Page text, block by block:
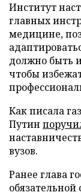
Институт
главных
медицине,
должно быть
чтобы
Как писала
Путин
вузов.
Ранее глава